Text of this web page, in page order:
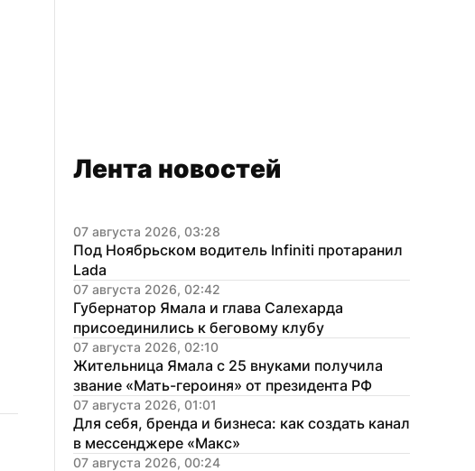
Лента новостей
07 августа 2026, 03:28
Под Ноябрьском водитель Infiniti протаранил
Lada
07 августа 2026, 02:42
Губернатор Ямала и глава Салехарда
присоединились к беговому клубу
07 августа 2026, 02:10
Жительница Ямала с 25 внуками получила
звание «Мать-героиня» от президента РФ
07 августа 2026, 01:01
Для себя, бренда и бизнеса: как создать канал
в мессенджере «Макс»
07 августа 2026, 00:24